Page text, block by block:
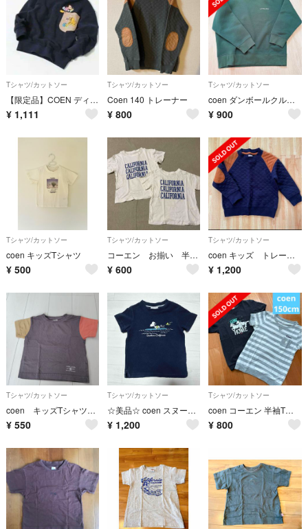
Tシャツ/カットソー
【限定品】COEN ディズニー コラボ ミッキーマウス ネイビー トレーナー
¥ 1,111
Tシャツ/カットソー
Coen 140 トレーナー
¥ 800
Tシャツ/カットソー
coen ダンボールクルーネックプルオーバー⑅︎◡̈︎*
¥ 900
Tシャツ/カットソー
coen キッズTシャツ
¥ 500
Tシャツ/カットソー
コーエン お揃い 半袖 2枚セット
¥ 600
Tシャツ/カットソー
coen キッズ トレーナー＋はらぺこあおむしTシャツ
¥ 1,200
Tシャツ/カットソー
coen キッズTシャツ 100cm
¥ 550
Tシャツ/カットソー
☆美品☆ coen スヌーピー パイル Tシャツ 110cm ネイビー タオル
¥ 1,200
Tシャツ/カットソー
coen コーエン 半袖Tシャツ 150cm 2枚組
¥ 800